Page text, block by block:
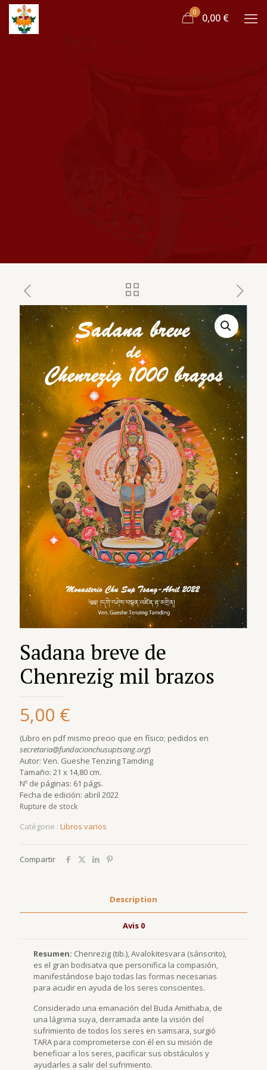
0 0,00 €
Sadana breve de
Chenrezig mil brazos
5,00 €
(Libro en pdf mismo precio que en físico; pedidos en
secretaria@fundacionchusuptsang.org)
Autor: Ven. Gueshe Tenzing Tamding
Tamaño: 21 x 14,80 cm.
Nº de páginas: 61 págs.
Fecha de edición: abril 2022
Rupture de stock
Catégorie : Libros varios
Compartir
Description
Avis 0
Resumen: Chenrezig (tib.), Avalokitesvara (sánscrito),
es el gran bodisatva que personifica la compasión,
manifestándose bajo todas las formas necesarias
para acudir en ayuda de los seres conscientes.
Considerado una emanación del Buda Amithaba, de
una lágrima suya, derramada ante la visión del
sufrimiento de todos los seres en samsara, surgió
TARA para comprometerse con él en su misión de
beneficiar a los seres, pacificar sus obstáculos y
ayudarles a salir del sufrimiento.